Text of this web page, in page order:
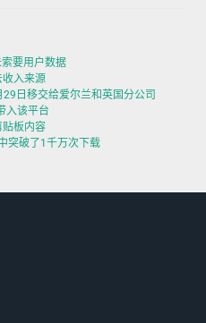
要用户数据
入来源
日移交给爱尔兰和英国分公司
入该平台
贴板内容
突破了1千万次下载